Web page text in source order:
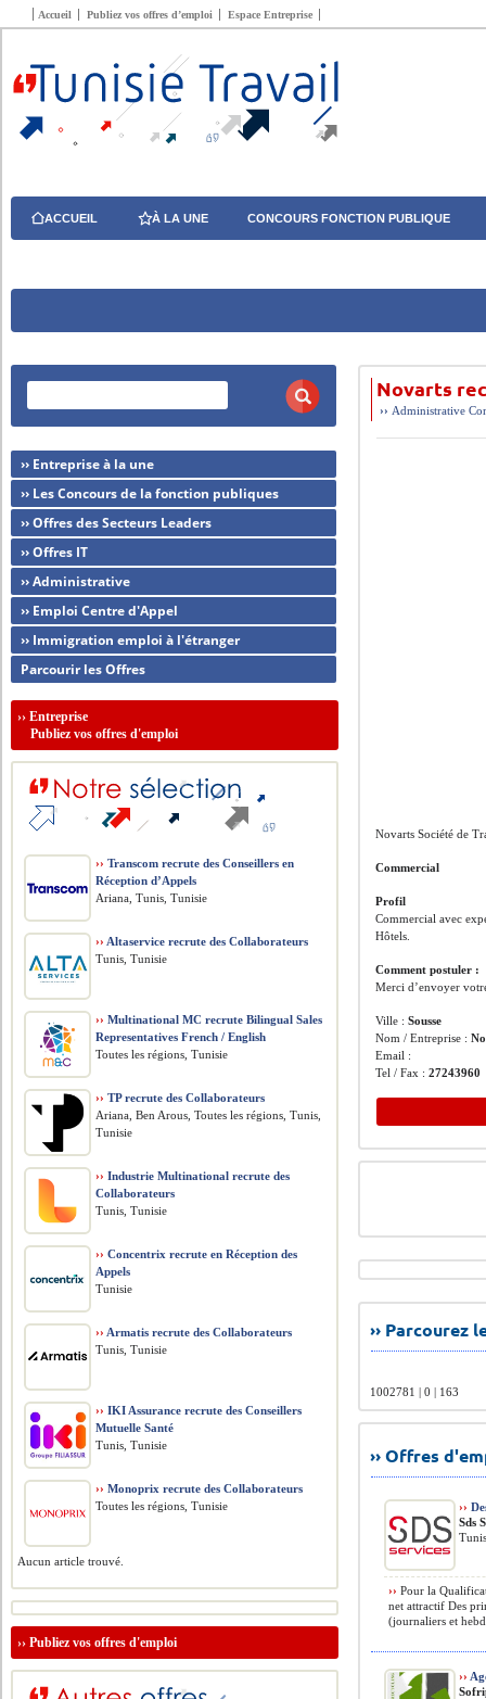
Accueil Publiez vos offres d’emploi Espace Entreprise
ACCUEIL À LA UNE CONCOURS FONCTION PUBLIQUE
Novarts
›› Administrative
Novarts Société de
Commercial
Profil
Commercial avec
Hôtels.
Comment postuler :
Merci d’envoyer
Ville :Sousse
Nom / Entreprise :
Email :
Tel / Fax :27243960
››
1002781 | 0 | 163
›› Offres
››
Sds
›› Pour la
net attractif Des
(journaliers et
››
›› Entreprise à la une
›› Les Concours de la fonction publiques
›› Offres des Secteurs Leaders
›› Offres IT
›› Administrative
›› Emploi Centre d'Appel
›› Immigration emploi à l'étranger
Parcourir les Offres
››Entreprise
Publiez vos offres d'emploi
›› Transcom recrute des Conseillers en
Réception d’Appels
Ariana, Tunis, Tunisie
›› Altaservice recrute des Collaborateurs
Tunis, Tunisie
›› Multinational MC recrute Bilingual Sales
Representatives French / English
Toutes les régions, Tunisie
›› TP recrute des Collaborateurs
Ariana, Ben Arous, Toutes les régions, Tunis,
Tunisie
›› Industrie Multinational recrute des
Collaborateurs
Tunis, Tunisie
›› Concentrix recrute en Réception des
Appels
Tunisie
›› Armatis recrute des Collaborateurs
Tunis, Tunisie
›› IKI Assurance recrute des Conseillers
Mutuelle Santé
Tunis, Tunisie
›› Monoprix recrute des Collaborateurs
Toutes les régions, Tunisie
Aucun article trouvé.
››Publiez vos offres d'emploi